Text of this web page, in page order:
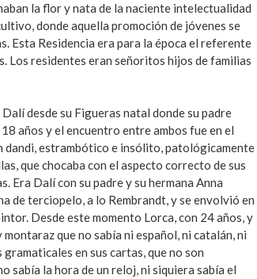
la flor y nata de la naciente intelectualidad
donde aquella promoción de jóvenes se
Esta Residencia era para la época el referente
Los residentes eran señoritos hijos de familias
desde su Figueras natal donde su padre
años y el encuentro entre ambos fue en el
dandi, estrambótico e insólito, patológicamente
que chocaba con el aspecto correcto de sus
Era Dalí con su padre y su hermana Anna
de terciopelo, a lo Rembrandt, y se envolvió en
Desde este momento Lorca, con 24 años, y
que no sabía ni español, ni catalán, ni
en sus cartas, que no son
sabía la hora de un reloj, ni siquiera sabía el